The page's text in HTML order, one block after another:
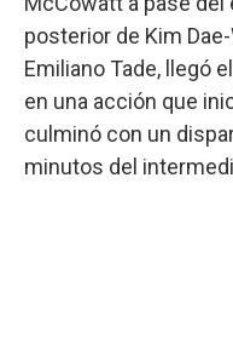
posterior de Kim
Emiliano Tade, llegó
en una acción que
culminó con un
minutos del